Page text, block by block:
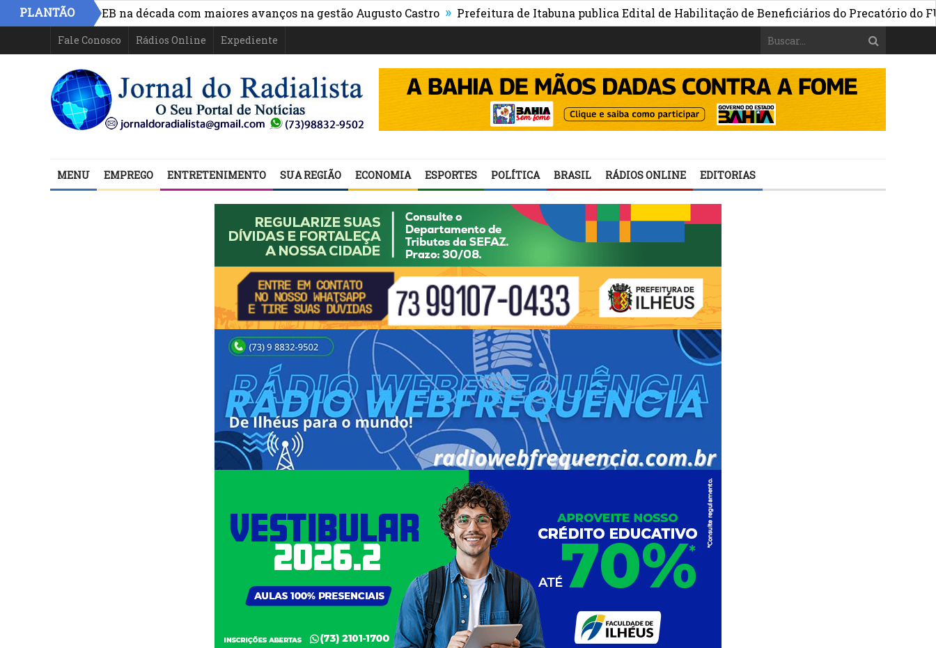
PLANTÃO
do IDEB na década com maiores avanços na gestão Augusto Castro » Prefeitura de Itabuna publica Edital de Habilitação de Beneficiários do Precatório do FUNDEF
Fale Conosco Rádios Online Expediente
MENU EMPREGO ENTRETENIMENTO SUA REGIÃO ECONOMIA ESPORTES POLÍTICA BRASIL RÁDIOS ONLINE EDITORIAS